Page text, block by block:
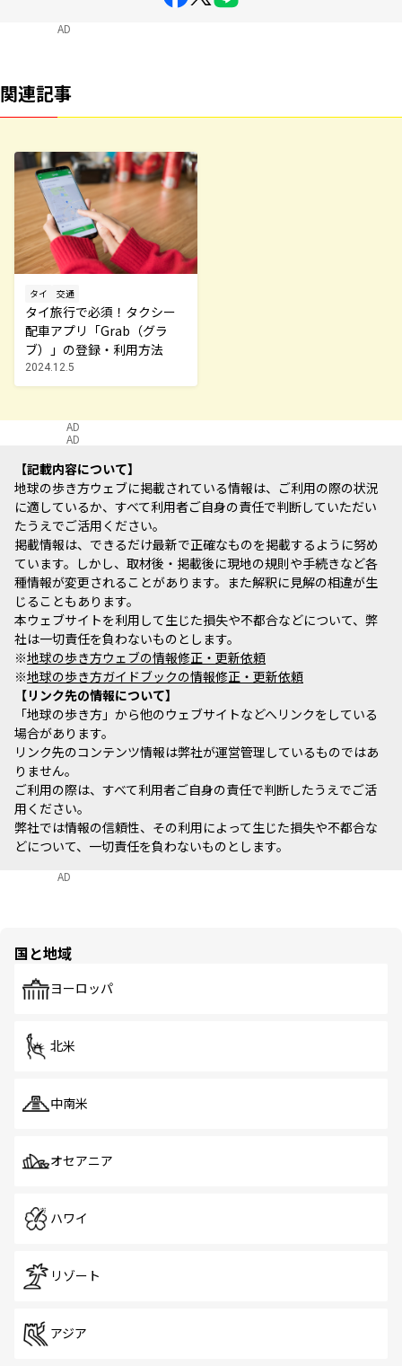
AD
関連記事
タイ 交通
タイ旅行で必須！タクシー
配車アプリ「Grab（グラ
ブ）」の登録・利用方法
2024.12.5
AD
AD
記載内容について
地球の歩き方ウェブに掲載されている情報は、ご利用の際の状況
に適しているか、すべて利用者ご自身の責任で判断していただい
たうえでご活用ください。
掲載情報は、できるだけ最新で正確なものを掲載するように努め
ています。しかし、取材後・掲載後に現地の規則や手続きなど各
種情報が変更されることがあります。また解釈に見解の相違が生
じることもあります。
本ウェブサイトを利用して生じた損失や不都合などについて、弊
社は一切責任を負わないものとします。
※地球の歩き方ウェブの情報修正・更新依頼
※地球の歩き方ガイドブックの情報修正・更新依頼
リンク先の情報について
「地球の歩き方」から他のウェブサイトなどへリンクをしている
場合があります。
リンク先のコンテンツ情報は弊社が運営管理しているものではあ
りません。
ご利用の際は、すべて利用者ご自身の責任で判断したうえでご活
用ください。
弊社では情報の信頼性、その利用によって生じた損失や不都合な
どについて、一切責任を負わないものとします。
AD
国と地域
ヨーロッパ
北米
中南米
オセアニア
ハワイ
リゾート
アジア